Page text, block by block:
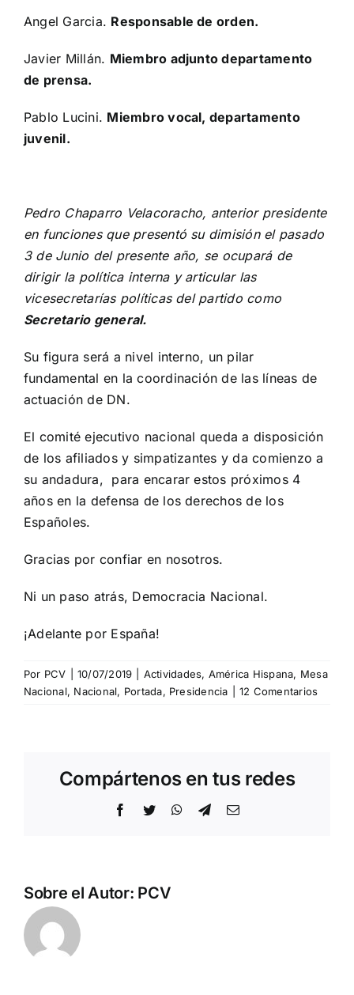
Angel Garcia. Responsable de orden.
Javier Millán. Miembro adjunto departamento
de prensa.
Pablo Lucini. Miembro vocal, departamento
juvenil.
Pedro Chaparro Velacoracho, anterior presidente
en funciones que presentó su dimisión el pasado
3 de Junio del presente año, se ocupará de
dirigir la política interna y articular las
vicesecretarías políticas del partido como
Secretario general.
Su figura será a nivel interno, un pilar
fundamental en la coordinación de las líneas de
actuación de DN.
El comité ejecutivo nacional queda a disposición
de los afiliados y simpatizantes y da comienzo a
su andadura, para encarar estos próximos 4
años en la defensa de los derechos de los
Españoles.
Gracias por confiar en nosotros.
Ni un paso atrás, Democracia Nacional.
¡Adelante por España!
Por PCV 10/07/2019 Actividades, América Hispana, Mesa
Nacional, Nacional, Portada, Presidencia 12 Comentarios
Compártenos en tus redes
Facebook
Twitter WhatsApp
TelegramCorreo
Sobre el Autor: PCV